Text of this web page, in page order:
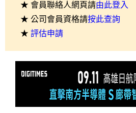
★ 會員聯絡人網頁請由此登入
★ 公司會員資格請按此查詢
★ 評估申請